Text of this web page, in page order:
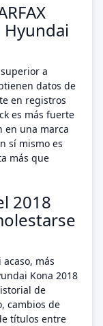
a
datos de
en registros
es más fuerte
en una marca
sí mismo es
más que
2018
más
Kona 2018
de
cambios de
títulos entre